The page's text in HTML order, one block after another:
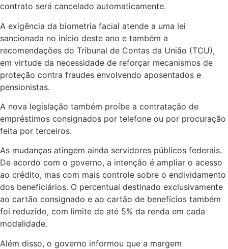
contrato será cancelado automaticamente.
A exigência da biometria facial atende a uma lei
sancionada no início deste ano e também a
recomendações do Tribunal de Contas da União (TCU),
em virtude da necessidade de reforçar mecanismos de
proteção contra fraudes envolvendo aposentados e
pensionistas.
A nova legislação também proíbe a contratação de
empréstimos consignados por telefone ou por procuração
feita por terceiros.
As mudanças atingem ainda servidores públicos federais.
De acordo com o governo, a intenção é ampliar o acesso
ao crédito, mas com mais controle sobre o endividamento
dos beneficiários. O percentual destinado exclusivamente
ao cartão consignado e ao cartão de benefícios também
foi reduzido, com limite de até 5% da renda em cada
modalidade.
Além disso, o governo informou que a margem